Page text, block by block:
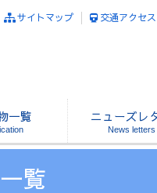
サイトマップ 交通アクセス
一覧 ニューズレ
覧